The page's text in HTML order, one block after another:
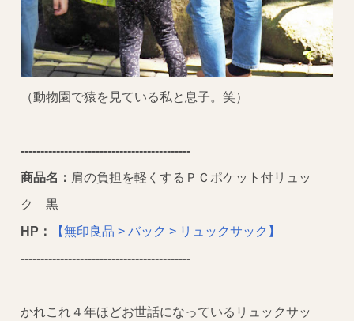
（動物園で猿を見ている私と息子。笑）
-------------------------------------------
商品名： 肩の負担を軽くするＰＣポケット付リュッ
ク 黒
HP：
【無印良品 > バック > リュックサック】
-------------------------------------------
かれこれ４年ほどお世話になっているリュックサッ